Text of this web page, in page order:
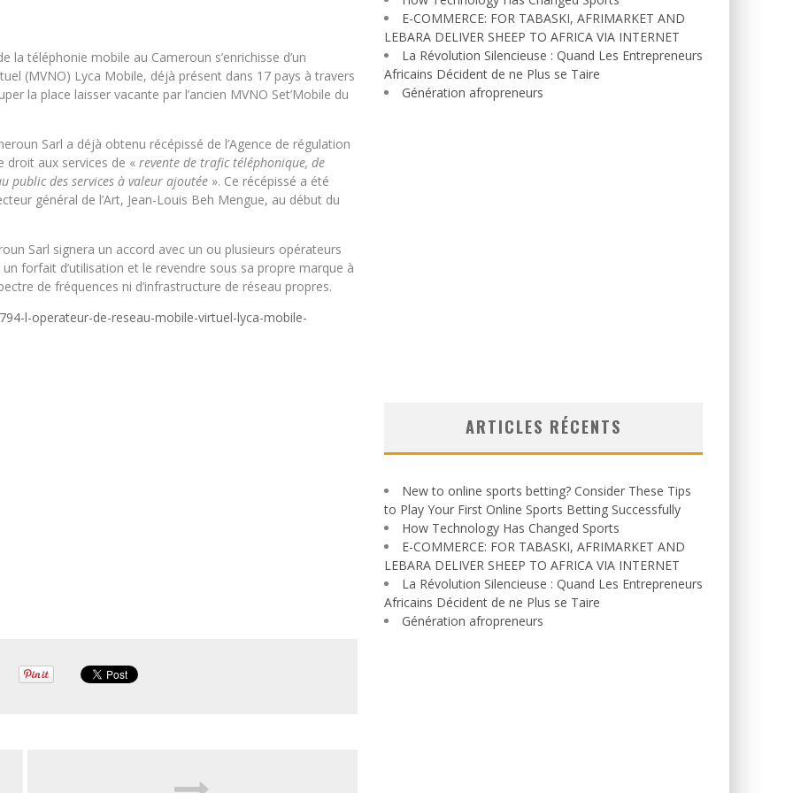
la téléphonie mobile au Cameroun s’enrichisse d’un
(MVNO) Lyca Mobile, déjà présent dans 17 pays à travers
la place laisser vacante par l’ancien MVNO Set’Mobile du
Sarl a déjà obtenu récépissé de l’Agence de régulation
droit aux services de « revente de trafic téléphonique, de
public des services à valeur ajoutée ». Ce récépissé a été
général de l’Art, Jean-Louis Beh Mengue, au début du
Sarl signera un accord avec un ou plusieurs opérateurs
forfait d’utilisation et le revendre sous sa propre marque à
de fréquences ni d’infrastructure de réseau propres.
l-operateur-de-reseau-mobile-virtuel-lyca-mobile-
E-COMMERCE: FOR TABASKI, AFRIMARKET AND
LEBARA DELIVER SHEEP TO AFRICA VIA INTERNET
La Révolution Silencieuse : Quand Les Entrepreneurs
Africains Décident de ne Plus se Taire
Génération afropreneurs
ARTICLES RÉCENTS
New to online sports betting? Consider These Tips
to Play Your First Online Sports Betting Successfully
How Technology Has Changed Sports
E-COMMERCE: FOR TABASKI, AFRIMARKET AND
LEBARA DELIVER SHEEP TO AFRICA VIA INTERNET
La Révolution Silencieuse : Quand Les Entrepreneurs
Africains Décident de ne Plus se Taire
Génération afropreneurs